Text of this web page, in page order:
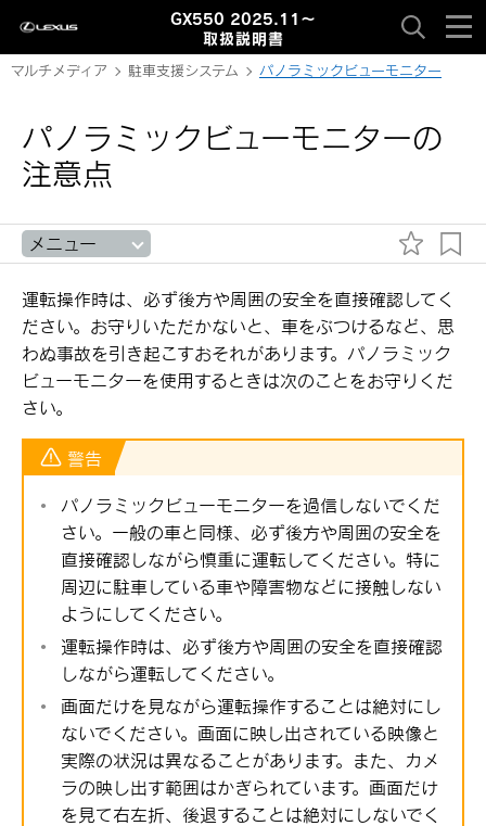
GX550 2025.11～
取扱説明書
マルチメディア 駐車支援システム パノラミックビューモニター
パノラミックビューモニターの
注意点
メニュー
運転操作時は、必ず後方や周囲の安全を直接確認してく
ださい。お守りいただかないと、車をぶつけるなど、思
わぬ事故を引き起こすおそれがあります。パノラミック
ビューモニターを使用するときは次のことをお守りくだ
さい。
警告
パノラミックビューモニターを過信しないでくだ
さい。一般の車と同様、必ず後方や周囲の安全を
直接確認しながら慎重に運転してください。特に
周辺に駐車している車や障害物などに接触しない
ようにしてください。
運転操作時は、必ず後方や周囲の安全を直接確認
しながら運転してください。
画面だけを見ながら運転操作することは絶対にし
ないでください。画面に映し出されている映像と
実際の状況は異なることがあります。また、カメ
ラの映し出す範囲はかぎられています。画面だけ
を見て右左折、後退することは絶対にしないでく